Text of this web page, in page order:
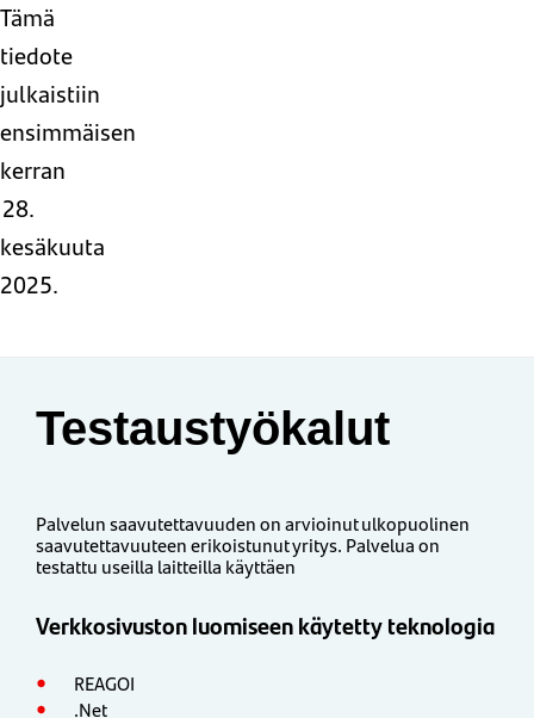
Tämä
tiedote
julkaistiin
ensimmäisen
kerran
28.
kesäkuuta
2025.
Testaustyökalut
Palvelun saavutettavuuden on arvioinut ulkopuolinen
saavutettavuuteen erikoistunut yritys. Palvelua on
testattu useilla laitteilla käyttäen
Verkkosivuston luomiseen käytetty teknologia
REAGOI
.Net